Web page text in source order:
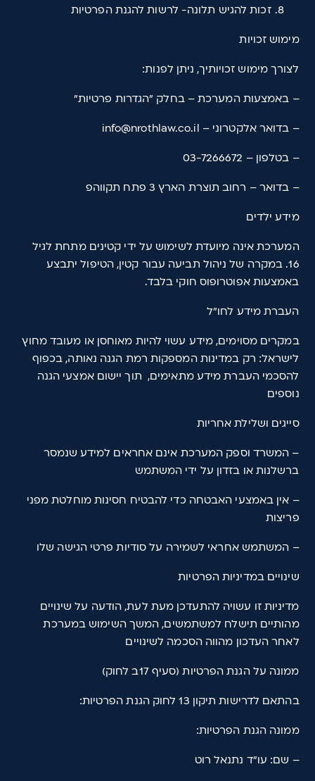
זכות להגיש תלונה- לרשות להגנת הפרטיות
מימוש זכויות
לצורך מימוש זכויותיך, ניתן לפנות:
– באמצעות המערכת – בחלק "הגדרות פרטיות"
– בדואר אלקטרוני – info@nrothlaw.co.il
– בטלפון – 03-7266672
– בדואר – רחוב תוצרת הארץ 3 פתח תקווהפ
מידע ילדים
המערכת אינה מיועדת לשימוש על ידי קטינים מתחת לגיל
16. במקרה של ניהול תביעה עבור קטין, הטיפול יתבצע
באמצעות אפוטרופוס חוקי בלבד.
העברת מידע לחו"ל
במקרים מסוימים, מידע עשוי להיות מאוחסן או מעובד מחוץ
לישראל: רק במדינות המספקות רמת הגנה נאותה, בכפוף
להסכמי העברת מידע מתאימים, תוך יישום אמצעי הגנה
נוספים
סייגים ושלילת אחריות
– המשרד וספק המערכת אינם אחראים למידע שנמסר
ברשלנות או בזדון על ידי המשתמש
– אין באמצעי האבטחה כדי להבטיח חסינות מוחלטת מפני
פריצות
– המשתמש אחראי לשמירה על סודיות פרטי הגישה שלו
שינויים במדיניות הפרטיות
מדיניות זו עשויה להתעדכן מעת לעת, הודעה על שינויים
מהותיים תישלח למשתמשים, המשך השימוש במערכת
לאחר העדכון מהווה הסכמה לשינויים
ממונה על הגנת הפרטיות (סעיף 17ב לחוק)
בהתאם לדרישות תיקון 13 לחוק הגנת הפרטיות:
ממונה הגנת הפרטיות:
– שם: עו"ד נתנאל רוט